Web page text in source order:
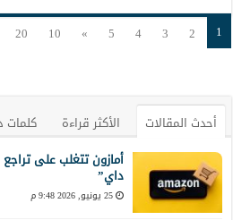
1
2
3
4
5
»
10
20
أحدث المقالات الأكثر قراءة
كلمات
أمازون تتغلب على تراجع
داي”
25 يونيو, 2026 9:48 م